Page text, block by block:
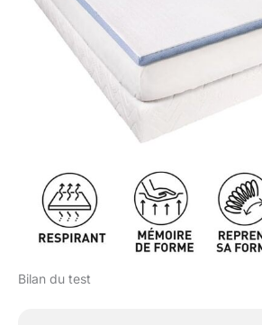
Bilan du test